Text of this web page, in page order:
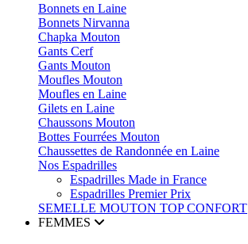
Bonnets en Laine
Bonnets Nirvanna
Chapka Mouton
Gants Cerf
Gants Mouton
Moufles Mouton
Moufles en Laine
Gilets en Laine
Chaussons Mouton
Bottes Fourrées Mouton
Chaussettes de Randonnée en Laine
Nos Espadrilles
Espadrilles Made in France
Espadrilles Premier Prix
SEMELLE MOUTON TOP CONFORT
FEMMES